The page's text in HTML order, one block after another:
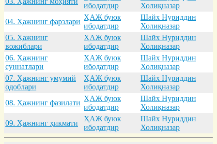
ибодатдир
Холиқназар
04. Ҳaжнинг фaрзлaри
ҲАЖ буюк
ибодатдир
Шайх Нуриддин
Холиқназар
05. Ҳaжнинг
вожиблaри
ҲАЖ буюк
ибодатдир
Шайх Нуриддин
Холиқназар
06. Ҳaжнинг
суннaтлaри
ҲАЖ буюк
ибодатдир
Шайх Нуриддин
Холиқназар
07. Ҳaжнинг умумий
одоблaри
ҲАЖ буюк
ибодатдир
Шайх Нуриддин
Холиқназар
08. Ҳaжнинг фaзилaти
ҲАЖ буюк
ибодатдир
Шайх Нуриддин
Холиқназар
09. Ҳaжнинг ҳикмaти
ҲАЖ буюк
ибодатдир
Шайх Нуриддин
Холиқназар